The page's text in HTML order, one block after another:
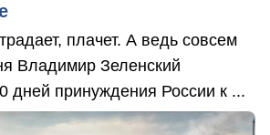
плачет. А ведь совсем
Владимир Зеленский
дней принуждения России к ...